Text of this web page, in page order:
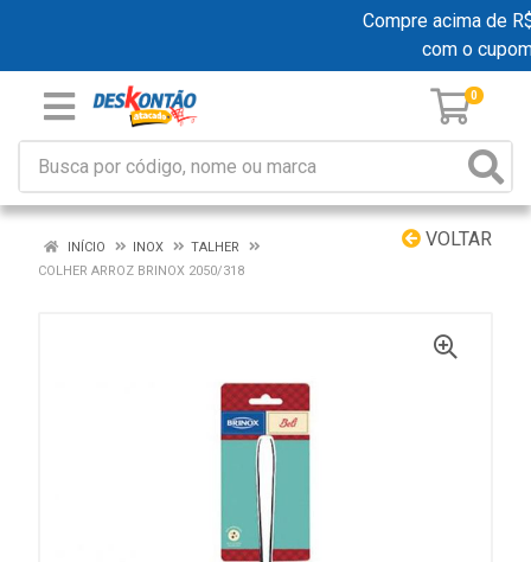
Compre acima de
com o
0
VOLTAR
INÍCIO INOX
TALHER
COLHER ARROZ BRINOX 2050/318